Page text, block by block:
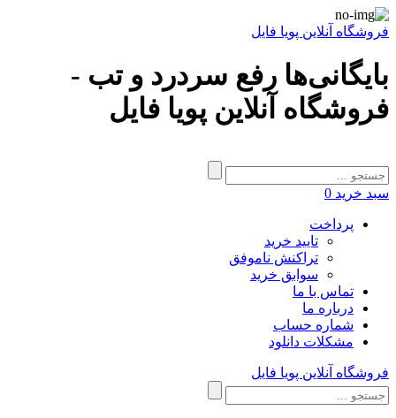
فروشگاه آنلاین پویا فایل
بایگانی‌ها رفع سردرد و تب -
فروشگاه آنلاین پویا فایل
سبد خرید 0
پرداخت
تایید خرید
تراکنش ناموفق
سوابق خرید
تماس با ما
درباره ما
شماره حساب
مشکلات دانلود
فروشگاه آنلاین پویا فایل